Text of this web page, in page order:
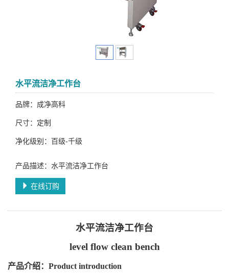
水平流洁净工作台
品牌：成净高科
尺寸：定制
净化级别：百级-千级
产品描述：水平流洁净工作台
在线订购
水平流洁净工作台
level flow clean bench
产品介绍：Product introduction